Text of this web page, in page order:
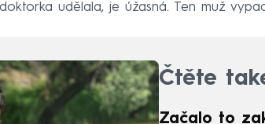
udělala, je úžasná. Ten muž
Čtěte
Začalo to